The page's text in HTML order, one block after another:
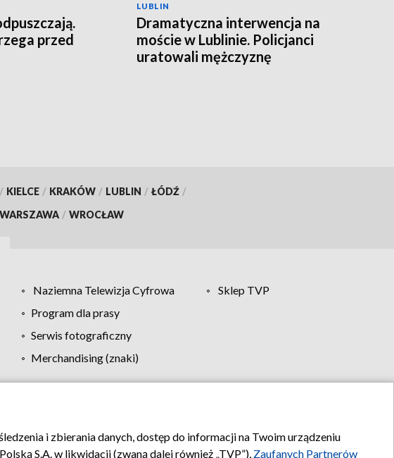
przed
LUBLIN
Dramatyczna interwencja na
moście w Lublinie. Policjanci
uratowali mężczyznę
/ KIELCE / KRAKÓW / LUBLIN / ŁÓDŹ /
WARSZAWA / WROCŁAW
Naziemna Telewizja Cyfrowa
Sklep TVP
Program dla prasy
Serwis fotograficzny
Merchandising (znaki)
Biuro reklamy Kontakt
i zbierania danych, dostęp do informacji na Twoim urządzeniu
S.A. w likwidacji (zwaną dalej również „TVP”), Zaufanych Partnerów